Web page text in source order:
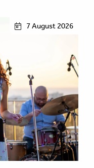
7 August 2026